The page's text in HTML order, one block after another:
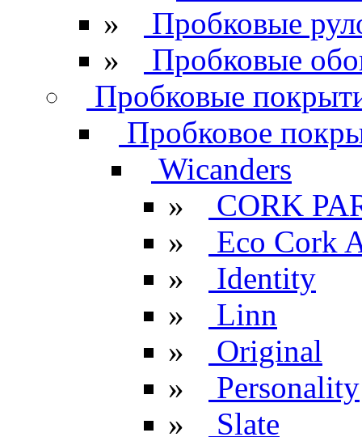
»
Пробковые
»
Пробковые
Пробковые
Пробковое
Wicanders
»
CORK
»
Eco Cork
»
Identity
»
Linn
»
Original
»
Personality
»
Slate